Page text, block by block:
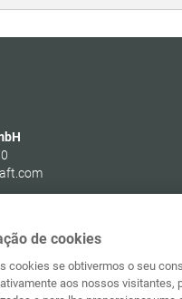
de cookies
cookies se obtivermos o seu
aos nossos visitantes,